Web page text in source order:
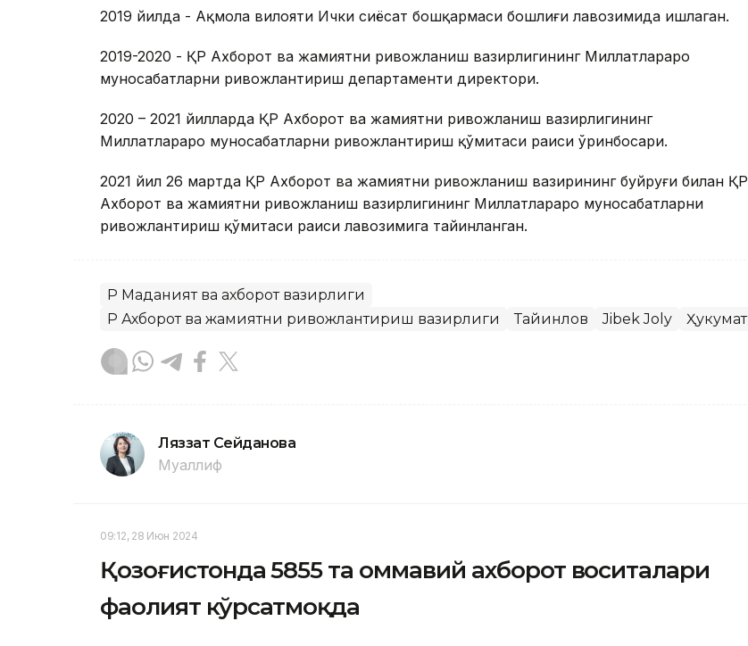
2019 йилда - Ақмола вилояти Ички сиёсат бошқармаси бошлиғи лавозимида ишлаган.
2019-2020 - ҚР Ахборот ва жамиятни ривожланиш вазирлигининг Миллатлараро
муносабатларни ривожлантириш департаменти директори.
2020 – 2021 йилларда ҚР Ахборот ва жамиятни ривожланиш вазирлигининг
Миллатлараро муносабатларни ривожлантириш қўмитаси раиси ўринбосари.
2021 йил 26 мартда ҚР Ахборот ва жамиятни ривожланиш вазирининг буйруғи билан ҚР
Ахборот ва жамиятни ривожланиш вазирлигининг Миллатлараро муносабатларни
ривожлантириш қўмитаси раиси лавозимига тайинланган.
ҚР Маданият ва ахборот вазирлиги
ҚР Ахборот ва жамиятни ривожлантириш вазирлиги
Тайинлов Jibek Joly Ҳукумат
Ляззат Сейданова
Муаллиф
09:12, 28 Июн 2024
Қозоғистонда 5855 та оммавий ахборот воситалари
фаолият кўрсатмоқда